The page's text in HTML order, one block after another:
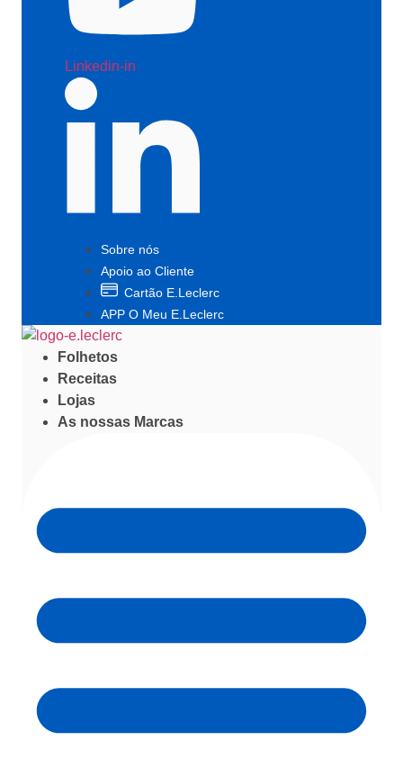
Linkedin-in
Sobre nós
Apoio ao Cliente
Cartão E.Leclerc
APP O Meu E.Leclerc
Folhetos
Receitas
Lojas
As nossas Marcas